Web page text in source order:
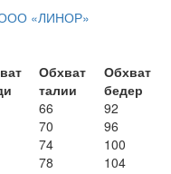
ООО «ЛИНОР»
Обхват
талии
Обхват
бедер
66
92
70
96
74
100
78
104